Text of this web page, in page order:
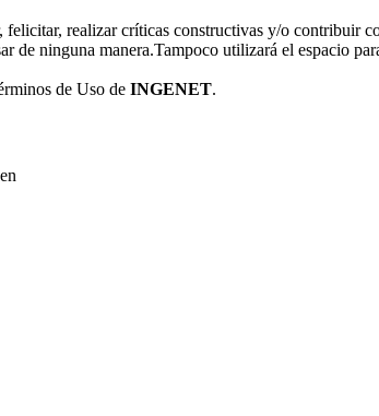
felicitar, realizar críticas constructivas y/o contribuir
de ninguna manera.Tampoco utilizará el espacio
de Uso de INGENET.
en